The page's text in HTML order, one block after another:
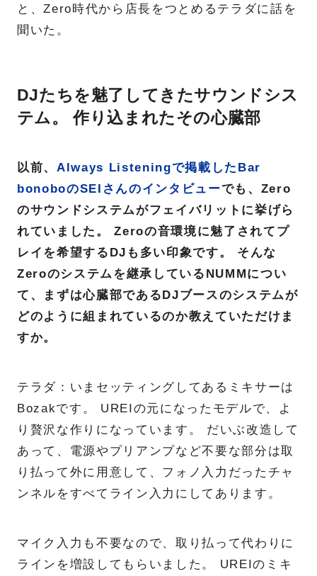
と、Zero時代から店長をつとめるテラダに話を
聞いた。
DJたちを魅了してきたサウンドシス
テム。 作り込まれたその心臓部
以前、 Always Listeningで掲載したBar
bonoboのSEIさんのインタビューでも、Zero
のサウンドシステムがフェイバリットに挙げら
れていました。 Zeroの音環境に魅了されてプ
レイを希望するDJも多い印象です。 そんな
Zeroのシステムを継承しているNUMMについ
て、まずは心臓部であるDJブースのシステムが
どのように組まれているのか教えていただけま
すか。
テラダ：いまセッティングしてあるミキサーは
Bozakです。 UREIの元になったモデルで、よ
り贅沢な作りになっています。 だいぶ改造して
あって、電源やプリアンプなど不要な部分は取
り払って外に用意して、フォノ入力だったチャ
ンネルをすべてライン入力にしてあります。
マイク入力も不要なので、取り払って代わりに
ラインを増設してもらいました。 UREIのミキ